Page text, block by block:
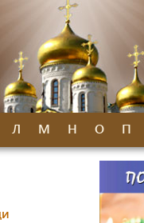
Л М Н О П